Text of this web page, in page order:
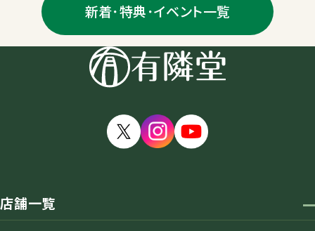
新着･特典･イベント一覧
店舗一覧